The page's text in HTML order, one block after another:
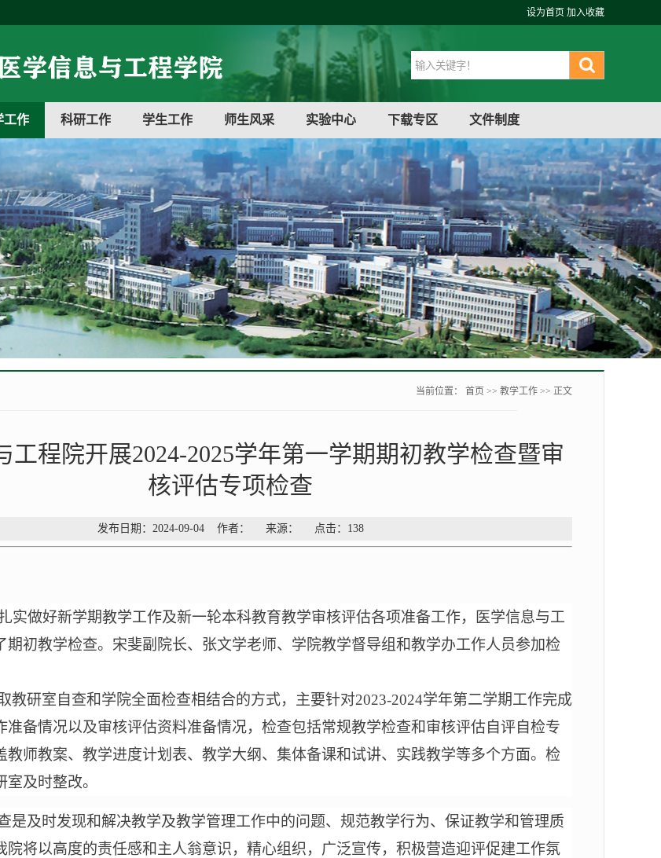
设为首页 加入收藏
工作 科研工作 学生工作 师生风采 实验中心 下载专区 文件制度
当前位置： 首页 >> 教学工作 >> 正文
工程院开展2024-2025学年第一学期期初教学检查暨审
核评估专项检查
发布日期：2024-09-04 作者： 来源： 点击： 138
实做好新学期教学工作及新一轮本科教育教学审核评估各项准备工作，医学信息与工
期初教学检查。 宋斐副院长、张文学老师、 学院教学督导组和教学办工作人员参加检
教研室自查和学院全面检查相结合的方式，主要针对2023-2024学年第二学期工作完成
准备情况以及审核评估资料准备情况，检查包括常规教学检查和审核评估自评自检专
教师教案、教学进度计划表、教学大纲、集体备课和试讲、实践教学等多个方面。检
室及时整改。
是及时发现和解决教学及教学管理工作中的问题、规范教学行为、保证教学和管理质
院将以高度的责任感和主人翁意识，精心组织，广泛宣传，积极营造迎评促建工作氛